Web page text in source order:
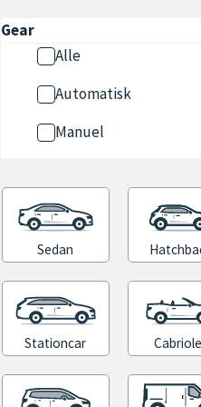
Gear
Alle
Automatisk
Manuel
Sedan
Stationcar